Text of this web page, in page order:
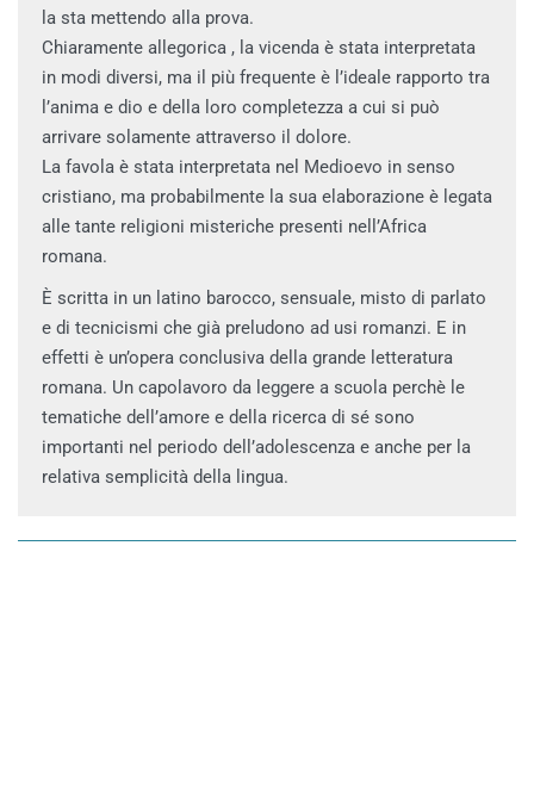
la sta mettendo alla prova.
Chiaramente allegorica , la vicenda è stata interpretata
in modi diversi, ma il più frequente è l’ideale rapporto tra
l’anima e dio e della loro completezza a cui si può
arrivare solamente attraverso il dolore.
La favola è stata interpretata nel Medioevo in senso
cristiano, ma probabilmente la sua elaborazione è legata
alle tante religioni misteriche presenti nell’Africa
romana.
È scritta in un latino barocco, sensuale, misto di parlato
e di tecnicismi che già preludono ad usi romanzi. E in
effetti è un’opera conclusiva della grande letteratura
romana. Un capolavoro da leggere a scuola perchè le
tematiche dell’amore e della ricerca di sé sono
importanti nel periodo dell’adolescenza e anche per la
relativa semplicità della lingua.